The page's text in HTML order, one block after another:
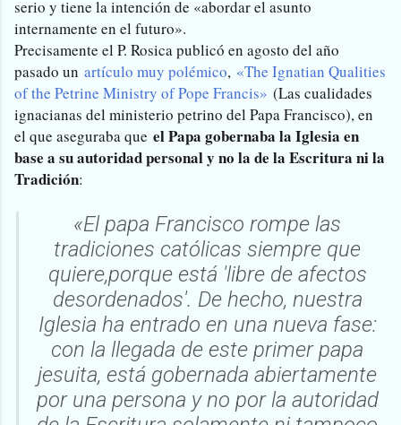
serio y tiene la intención de «abordar el asunto
internamente en el futuro».
Precisamente el P. Rosica publicó en agosto del año
pasado un artículo muy polémico, «The Ignatian Qualities
of the Petrine Ministry of Pope Francis» (Las cualidades
ignacianas del ministerio petrino del Papa Francisco), en
el que aseguraba que el Papa gobernaba la Iglesia en
base a su autoridad personal y no la de la Escritura ni la
Tradición:
«El papa Francisco rompe las
tradiciones católicas siempre que
quiere,porque está 'libre de afectos
desordenados'. De hecho, nuestra
Iglesia ha entrado en una nueva fase:
con la llegada de este primer papa
jesuita, está gobernada abiertamente
por una persona y no por la autoridad